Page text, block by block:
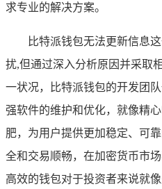
求专业的解决方案。
比特派钱包无法更新信息
扰,但通过深入分析原因并采取
一状况，比特派钱包的开发团
强软件的维护和优化，就像精
肥，为用户提供更加稳定、可
全和交易顺畅，在加密货币市
高效的钱包对于投资者来说就